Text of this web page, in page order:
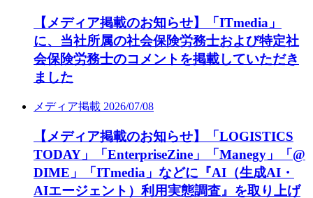
【メディア掲載のお知らせ】「ITmedia」
に、当社所属の社会保険労務士および特定社
会保険労務士のコメントを掲載していただき
ました
メディア掲載 2026/07/08
【メディア掲載のお知らせ】「LOGISTICS
TODAY」「EnterpriseZine」「Manegy」「@
DIME」「ITmedia」などに『AI（生成AI・
AIエージェント）利用実態調査』を取り上げ